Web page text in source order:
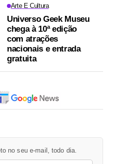
Arte E Cultura
Universo Geek Museu
chega à 10ª edição
com atrações
nacionais e entrada
gratuita
no seu e-mail, todo dia.